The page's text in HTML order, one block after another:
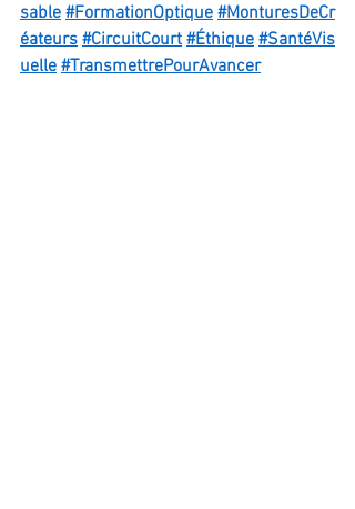
sable #FormationOptique #MonturesDeCr
éateurs #CircuitCourt #Éthique #SantéVis
uelle #TransmettrePourAvancer